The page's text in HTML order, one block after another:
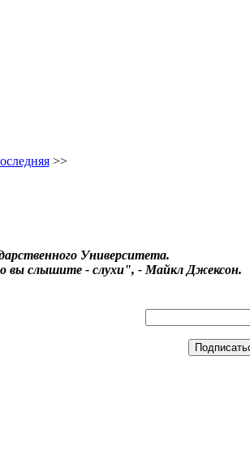
>>
Университета.
вы слышите - слухи", - Майкл Джексон.